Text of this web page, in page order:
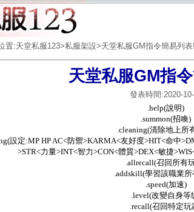
置:天堂私服123>私服架設>天堂私服GM指令簡易列表!
天堂私服GM指
發表時間:2020-
.help(說明)
.summon(招喚)
.cleaning(清除地上所
設定:MP HP AC<防禦>KARMA<友好度>HIT<命中
>STR<力量>INT<智力>CON<體質>DEX<敏捷
.allrecall(召回所有
.addskill(學習該職業所
.speed(加速)
.level(改變自身等
.recall(召回特定玩